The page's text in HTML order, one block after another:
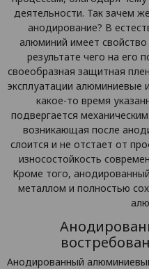
деятельности. Так зачем
анодирование? В
алюминий имеет
результате чего на его
своеобразная защитная
эксплуатации алюминиевые
какое-то время
подвергается
возникающая после
слоится и не отстает от
износостойкость
Кроме того,
металлом и полностью
Анодированный